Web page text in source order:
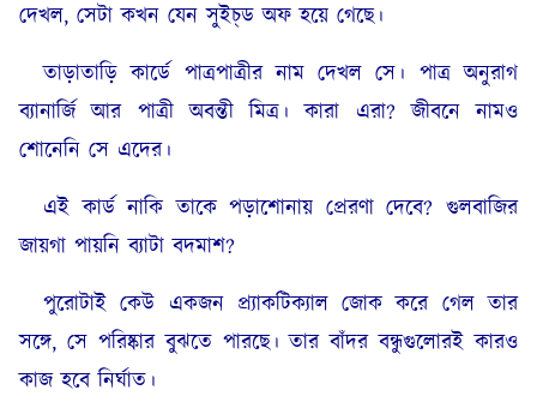
দেখল, সেটা কখন যেন সুইচ্‌ড অফ হয়ে গেছে।
তাড়াতাড়ি কার্ডে পাত্রপাত্রীর নাম দেখল সে। পাত্র অনুরাগ
ব্যানার্জি আর পাত্রী অবন্তী মিত্র। কারা এরা? জীবনে নামও
শোনেনি সে এদের।
এই কার্ড নাকি তাকে পড়াশোনায় প্রেরণা দেবে? গুলবাজির
জায়গা পায়নি ব্যাটা বদমাশ?
পুরোটাই কেউ একজন প্র্যাকটিক্যাল জোক করে গেল তার
সঙ্গে, সে পরিষ্কার বুঝতে পারছে। তার বাঁদর বন্ধুগুলোরই কারও
কাজ হবে নির্ঘাত।